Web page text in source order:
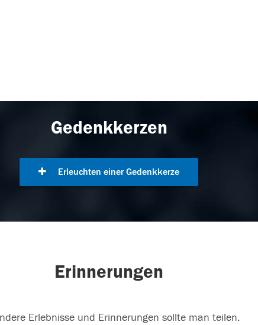
Gedenkkerzen
Erleuchten einer Gedenkkerze
Erinnerungen
Erlebnisse und Erinnerungen sollte man teilen.